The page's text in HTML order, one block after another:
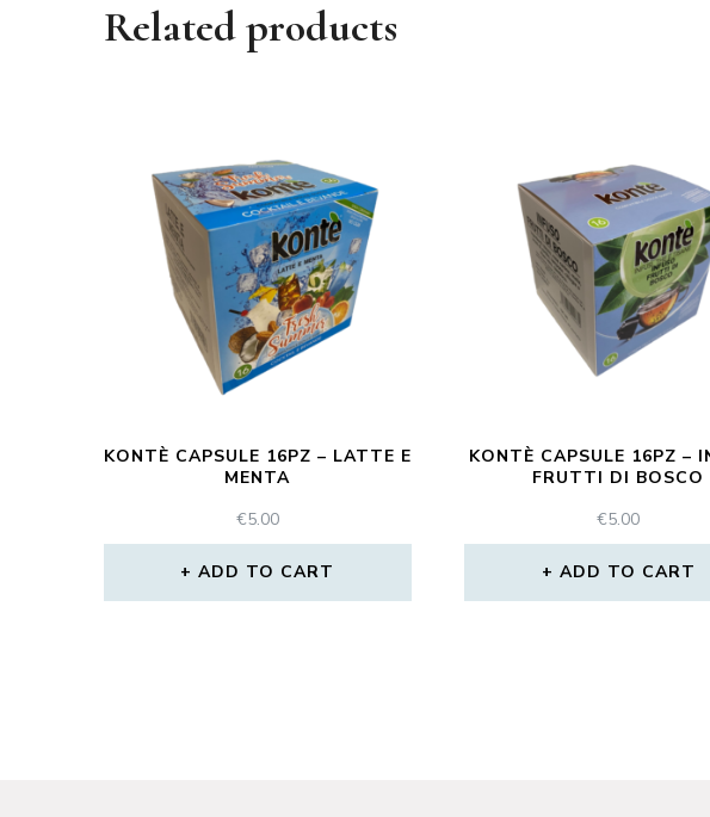
Related products
KONTÈ CAPSULE 16PZ – LATTE E
MENTA
€5.00
ADD TO CART
KONTÈ CAPSULE 16PZ –
FRUTTI DI BOSCO
€5.00
ADD TO CART